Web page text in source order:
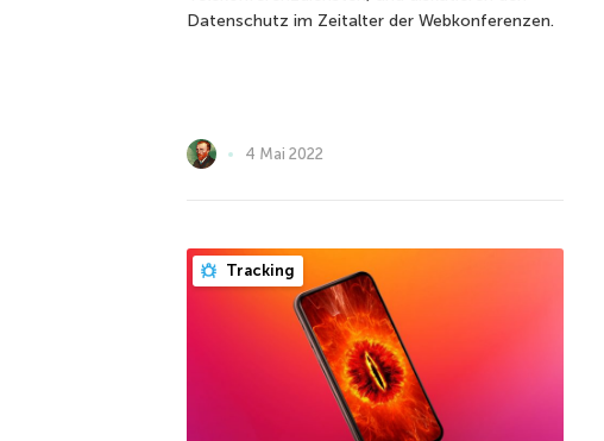
Datenschutz im Zeitalter der Webkonferenzen.
4 Mai 2022
Tracking